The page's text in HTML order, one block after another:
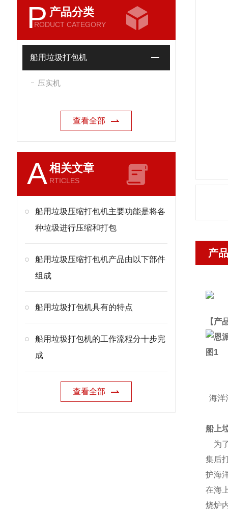
P 产品分类
RODUCT CATEGORY
船用垃圾打包机
压实机
查看全部
A相关文章
RTICLES
船用垃圾压缩打包机主要功能是将各
种垃圾进行压缩和打包
船用垃圾压缩打包机产品由以下部件
组成
船用垃圾打包机具有的特点
船用垃圾打包机的工作流程分十步完
成
查看全部
产
【产
海洋
船上
为了
集后
护海
在海
烧炉